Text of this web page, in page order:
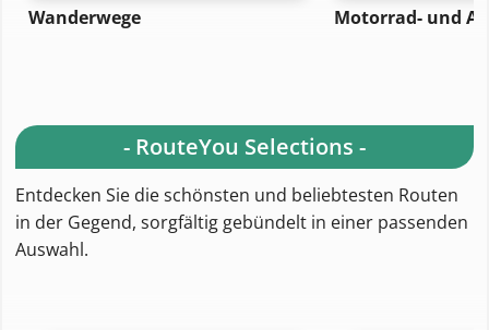
Wanderwege Motorrad- und
- RouteYou Selections -
Entdecken Sie die schönsten und beliebtesten Routen
in der Gegend, sorgfältig gebündelt in einer passenden
Auswahl.